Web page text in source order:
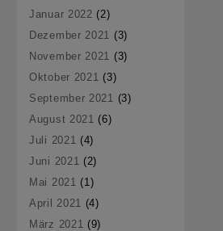
Januar 2022 (2)
Dezember 2021 (3)
November 2021 (3)
Oktober 2021 (3)
September 2021 (3)
August 2021 (6)
Juli 2021 (4)
Juni 2021 (2)
Mai 2021 (1)
April 2021 (4)
März 2021 (9)